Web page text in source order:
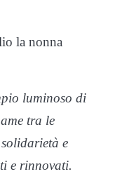
la nonna
luminoso di
tra le
e
e rinnovati.